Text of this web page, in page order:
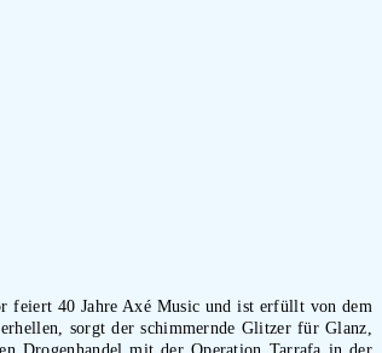
feiert 40 Jahre Axé Music und ist erfüllt von dem
sorgt der schimmernde Glitzer für Glanz,